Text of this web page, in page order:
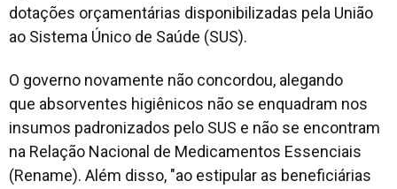
dotações orçamentárias disponibilizadas pela União
ao Sistema Único de Saúde (SUS).
O governo novamente não concordou, alegando
que absorventes higiênicos não se enquadram nos
insumos padronizados pelo SUS e não se encontram
na Relação Nacional de Medicamentos Essenciais
(Rename). Além disso, "ao estipular as beneficiárias